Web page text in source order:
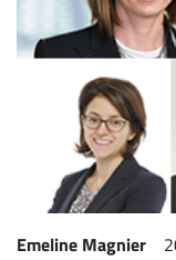
Carrière
Archives
CARRIÈRE
EMPLOIS
AVOCATS
Emeline Magnier